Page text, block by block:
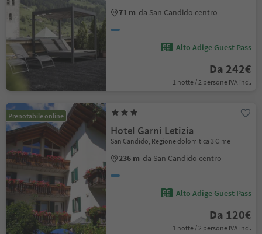
71 m da San Candido centro
Alto Adige Guest Pass
Da 242€
1 notte / 2 persone IVA incl.
Prenotabile online
Hotel Garni Letizia
San Candido, Regione dolomitica 3 Cime
236 m da San Candido centro
Alto Adige Guest Pass
Da 120€
1 notte / 2 persone IVA incl.